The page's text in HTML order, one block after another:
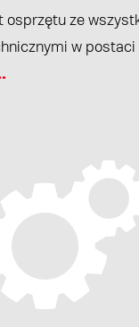
osprzętu ze
w postaci